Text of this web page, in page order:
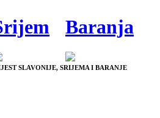
Baranja
SLAVONIJE, SRIJEMA I BARANJE